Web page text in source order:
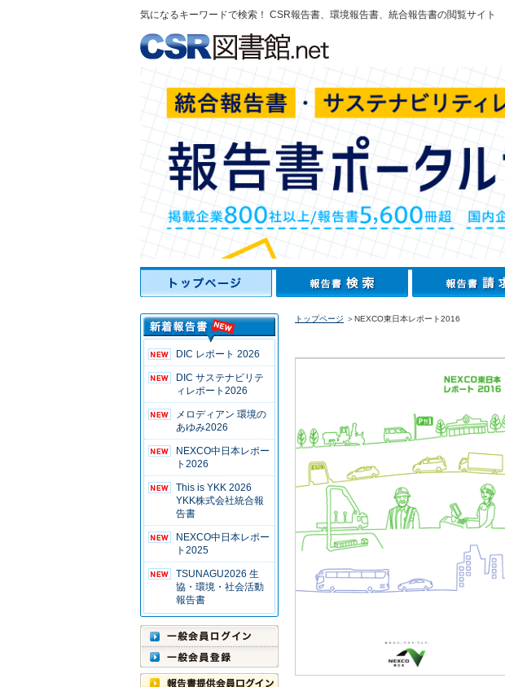
気になるキーワードで検索！ CSR報告書、環境報告書、統合報告書の閲覧サイト
DIC レポート 2026
DIC サステナビリテ
ィレポート2026
メロディアン 環境の
あゆみ2026
NEXCO中日本レポー
ト2026
This is YKK 2026
YKK株式会社統合報
告書
NEXCO中日本レポー
ト2025
TSUNAGU2026 生
協・環境・社会活動
報告書
トップページ ＞NEXCO東日本レポート2016